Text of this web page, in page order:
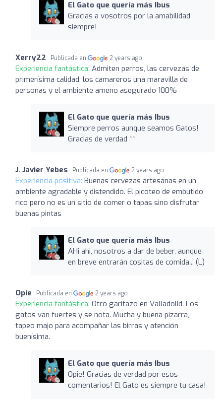
El Gato que quería más Ibus
Gracias a vosotros por la amabilidad
siempre!
Xerry22 Publicada en 2 years ago
Experiencia fantástica: Admiten perros, las cervezas de
primerísima calidad, los camareros una maravilla de
personas y el ambiente ameno asegurado 100%
El Gato que quería más Ibus
Siempre perros aunque seamos Gatos!
Gracias de verdad ^^
J. Javier Yebes Publicada en 2 years ago
Experiencia positiva: Buenas cervezas artesanas en un
ambiente agradable y distendido. El picoteo de embutido
rico pero no es un sitio de comer o tapas sino disfrutar
buenas pintas
El Gato que quería más Ibus
AHi ahi, nosotros a dar de beber, aunque
en breve entrarán cositas de comida... (L)
Opie Publicada en 2 years ago
Experiencia fantástica: Otro garitazo en Valladolid. Los
gatos van fuertes y se nota. Mucha y buena pizarra,
tapeo majo para acompañar las birras y atención
buenísima.
El Gato que quería más Ibus
Opie! Gracias de verdad por esos
comentarios! El Gato es siempre tu casa!